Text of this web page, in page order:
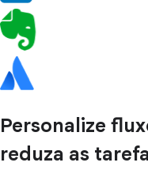
Personalize
reduza as